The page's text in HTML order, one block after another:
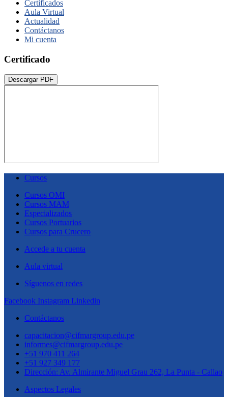
Certificados
Aula Virtual
Actualidad
Contáctanos
Mi cuenta
Certificado
Descargar PDF
Cursos
Cursos OMI
Cursos MAM
Especializados
Cursos Portuarios
Cursos para Crucero
Accede a tu cuenta
Aula virtual
Síguenos en redes
Facebook Instagram Linkedin
Contáctanos
capacitacion@cifmargroup.edu.pe
informes@cifmargroup.edu.pe
+51 970 411 264
+51 927 349 177
Dirección: Av. Almirante Miguel Grau 262, La Punta - Callao
Aspectos Legales